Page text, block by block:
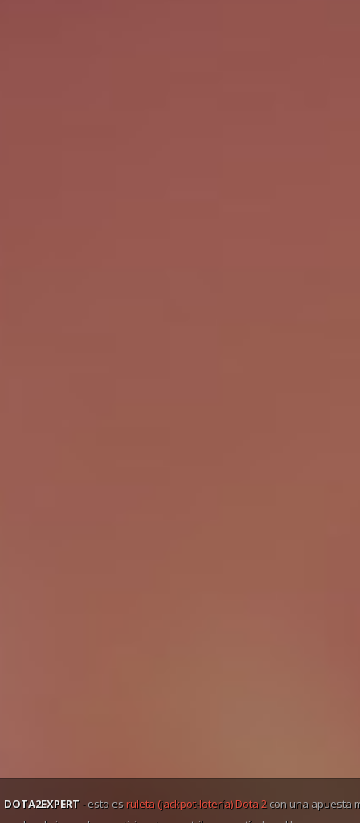
DOTA2EXPERT- esto es ruleta (jackpot-lotería) Dota 2 con una apuesta